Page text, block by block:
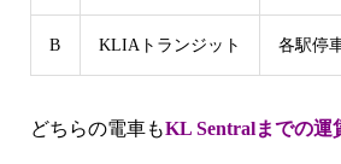
B KLIAトランジット 各駅停
どちらの電車もKL Sentralまでの運